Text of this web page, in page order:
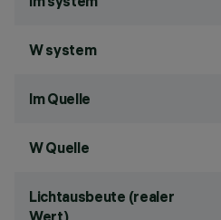
W system
lm Quelle
W Quelle
Lichtausbeute (realer
Wert)